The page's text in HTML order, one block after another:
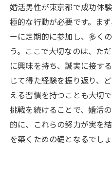
婚活男性が東京都で成功体
極的な行動が必要です。ま
ーに定期的に参加し、多く
う。ここで大切なのは、た
に興味を持ち、誠実に接す
じて得た経験を振り返り、
える習慣を持つことも大切
挑戦を続けることで、婚活
的に、これらの努力が実を
を築くための礎となるでしょ